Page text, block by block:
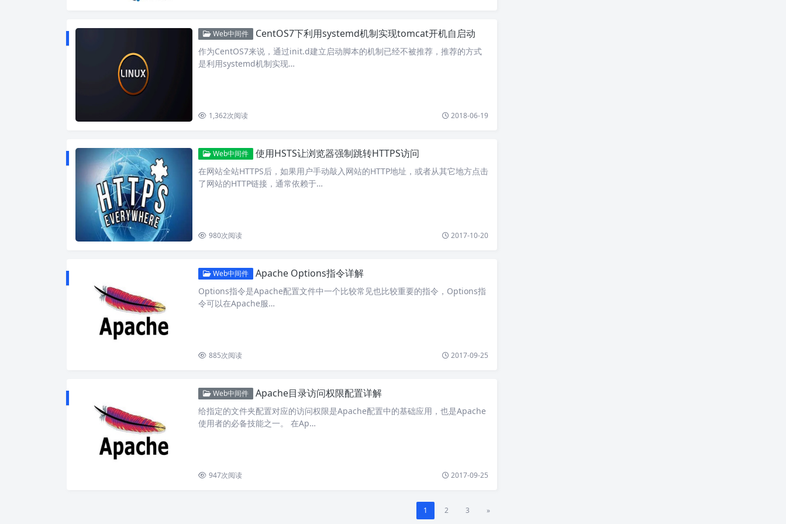
Web中间件 CentOS7下利用systemd机制实现tomcat开机自启动
作为CentOS7来说，通过init.d建立启动脚本的机制已经不被推荐，推荐的方式
是利用systemd机制实现…
1,362次阅读 2018-06-19
Web中间件 使用HSTS让浏览器强制跳转HTTPS访问
在网站全站HTTPS后，如果用户手动敲入网站的HTTP地址，或者从其它地方点击
了网站的HTTP链接，通常依赖于…
980次阅读 2017-10-20
Web中间件 Apache Options指令详解
Options指令是Apache配置文件中一个比较常见也比较重要的指令，Options指
令可以在Apache服…
885次阅读 2017-09-25
Web中间件 Apache目录访问权限配置详解
给指定的文件夹配置对应的访问权限是Apache配置中的基础应用，也是Apache
使用者的必备技能之一。 在Ap…
947次阅读 2017-09-25
1 2 3 »